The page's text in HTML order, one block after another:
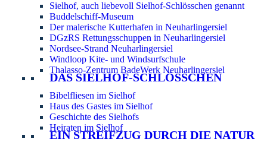
Sielhof, auch liebevoll Sielhof-Schlösschen genannt
Buddelschiff-Museum
Der malerische Kutterhafen in Neuharlingersiel
DGzRS Rettungsschuppen in Neuharlingersiel
Nordsee-Strand Neuharlingersiel
Windloop Kite- und Windsurfschule
Thalasso-Zentrum BadeWerk Neuharlingersiel
DAS SIELHOF-SCHLÖSSCHEN
Bibelfliesen im Sielhof
Haus des Gastes im Sielhof
Geschichte des Sielhofs
Heiraten im Sielhof
EIN STREIFZUG DURCH DIE NATUR